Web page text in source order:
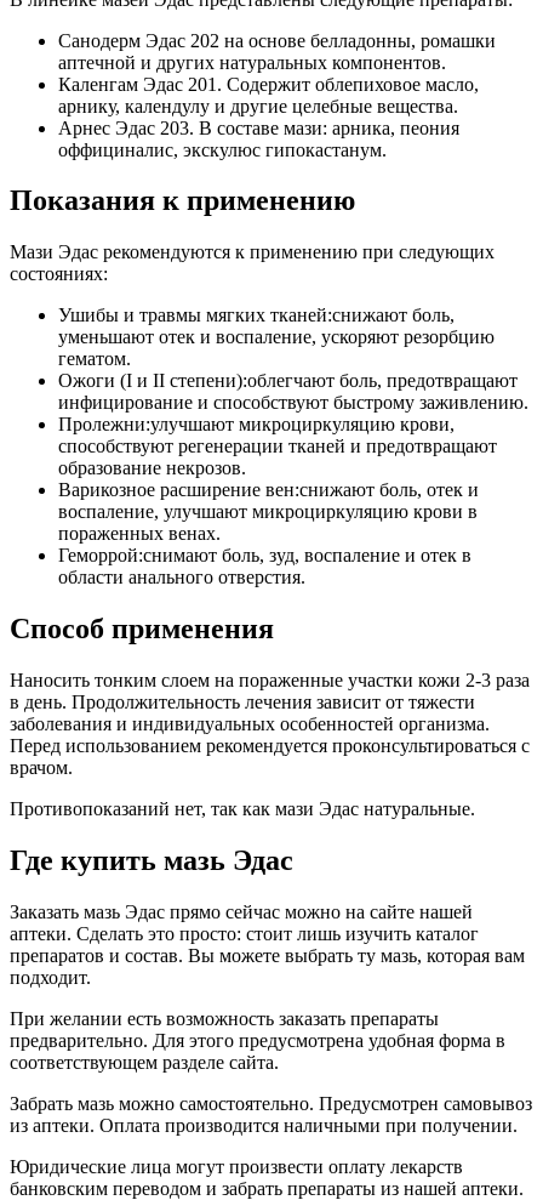
Санодерм Эдас 202 на основе белладонны, ромашки
аптечной и других натуральных компонентов.
Каленгам Эдас 201. Содержит облепиховое масло,
арнику, календулу и другие целебные вещества.
Арнес Эдас 203. В составе мази: арника, пеония
оффициналис, экскулюс гипокастанум.
Показания к применению
Мази Эдас рекомендуются к применению при следующих
состояниях:
Ушибы и травмы мягких тканей:снижают боль,
уменьшают отек и воспаление, ускоряют резорбцию
гематом.
Ожоги (I и II степени):облегчают боль, предотвращают
инфицирование и способствуют быстрому заживлению.
Пролежни:улучшают микроциркуляцию крови,
способствуют регенерации тканей и предотвращают
образование некрозов.
Варикозное расширение вен:снижают боль, отек и
воспаление, улучшают микроциркуляцию крови в
пораженных венаx.
Геморрой:снимают боль, зуд, воспаление и отек в
области анального отверстия.
Способ применения
Наносить тонким слоем на пораженные участки кожи 2-3 раза
в день. Продолжительность лечения зависит от тяжести
заболевания и индивидуальных особенностей организма.
Перед использованием рекомендуется проконсультироваться с
врачом.
Противопоказаний нет, так как мази Эдас натуральные.
Где купить мазь Эдас
Заказать мазь Эдас прямо сейчас можно на сайте нашей
аптеки. Сделать это просто: стоит лишь изучить каталог
препаратов и состав. Вы можете выбрать ту мазь, которая вам
подходит.
При желании есть возможность заказать препараты
предварительно. Для этого предусмотрена удобная форма в
соответствующем разделе сайта.
Забрать мазь можно самостоятельно. Предусмотрен самовывоз
из аптеки. Оплата производится наличными при получении.
Юридические лица могут произвести оплату лекарств
банковским переводом и забрать препараты из нашей аптеки.